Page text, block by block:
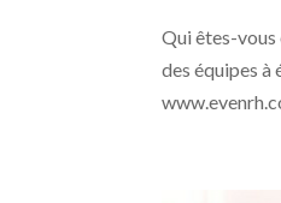
Qui êtes-vous
des équipes